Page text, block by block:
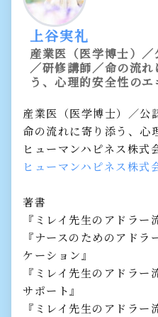
上谷実礼
産業医（医学博士）／
／研修講師／命の流れ
う、心理的安全性のエ
産業医（医学博士）／公
命の流れに寄り添う、心
ヒューマンハピネス株式
ヒューマンハピネス株式
著書
『ミレイ先生のアドラー
『ナースのためのアド
ケーション』
『ミレイ先生のアドラ
サポート』
『ミレイ先生のアドラー